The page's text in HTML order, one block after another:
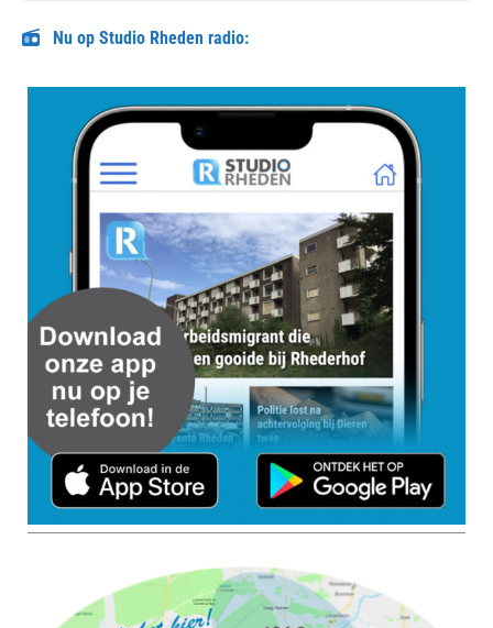
Nu op Studio Rheden radio: